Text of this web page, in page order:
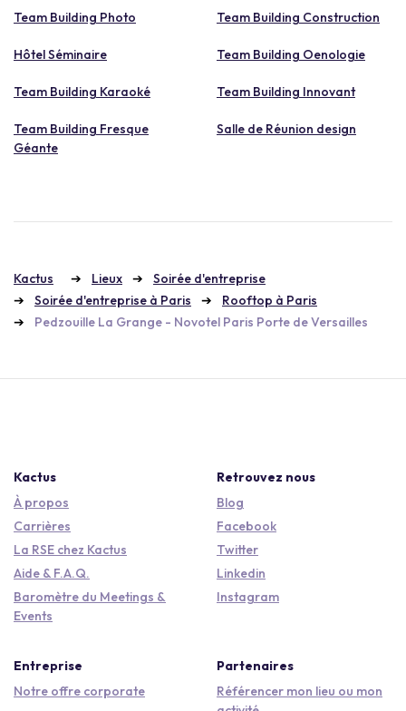
Team Building Photo Team Building Construction
Hôtel Séminaire Team Building Oenologie
Team Building Karaoké Team Building Innovant
Team Building Fresque
Géante
Salle de Réunion design
Kactus Lieux
Soirée d'entreprise
Soirée d'entreprise à Paris
Rooftop à Paris
Pedzouille La Grange - Novotel Paris Porte de Versailles
Kactus
À propos
Carrières
La RSE chez Kactus
Aide & F.A.Q.
Baromètre du Meetings &
Events
Retrouvez nous
Blog
Facebook
Twitter
Linkedin
Instagram
Entreprise
Notre offre corporate
Partenaires
Référencer mon lieu ou mon